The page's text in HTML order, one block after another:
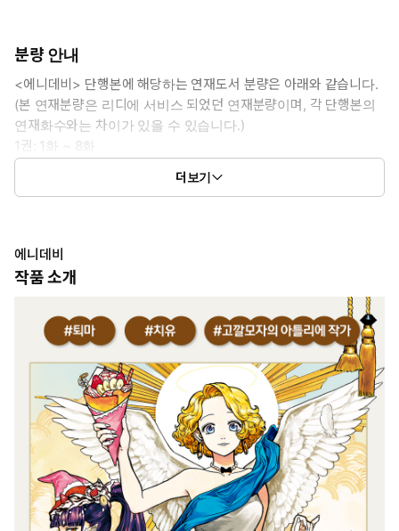
분량 안내
<에니데비> 단행본에 해당하는 연재도서 분량은 아래와 같습니다.
(본 연재분량은 리디에 서비스 되었던 연재분량이며, 각 단행본의
연재화수와는 차이가 있을 수 있습니다.)
1권: 1화 ~ 8화
2권: 9화 ~ 16화
더보기
에니데비
작품 소개